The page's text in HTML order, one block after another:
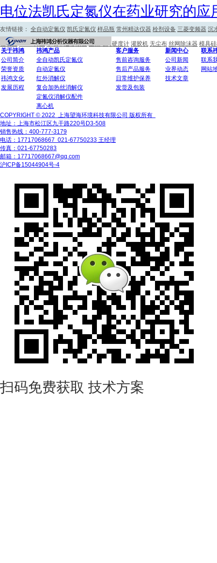
电位法凯氏定氮仪在药业研究的应
友情链接： 全自动定氮仪 凯氏定氮仪 样品瓶 常州精达仪器 栓剂设备 三菱变频器 沉
验装置 PTFE衬里 手动单道移液器 显微维氏硬度计 灌胶机 无尘布 丝网除沫器 模具
关于祎鸿
祎鸿产品 客户服务 新闻中心
联系
公司简介
全自动凯氏定氮仪 售前咨询服务 公司新闻
联系
荣誉资质
自动定氮仪 售后产品服务 业界动态
网站
祎鸿文化
红外消解仪 日常维护保养
技术文章
发展历程
复合加热丝消解仪
发货及包装
定氮仪消解仪配件
离心机
COPYRIGHT © 2022 上海望海环境科技有限公司 版权所有
地址：上海市松江区九干路220号D3-508
销售热线：400-777-3179
电话：17717068667 021-67750233 王经理
传真：021-67750283
邮箱：17717068667@qq.com
沪ICP备15044904号-4
扫码免费获取 技术方案